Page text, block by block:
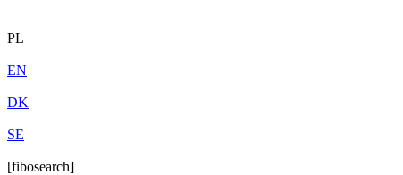
PL
EN
DK
SE
[fibosearch]